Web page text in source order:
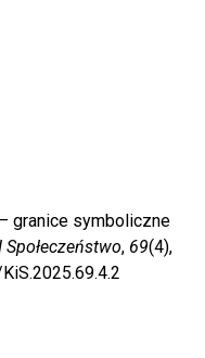
granice symboliczne
Społeczeństwo, 69(4),